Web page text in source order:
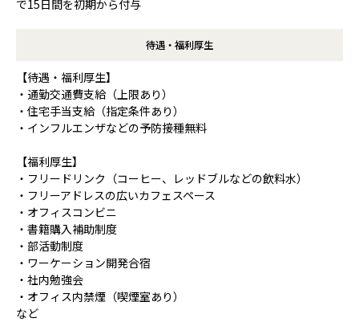
で15日間を初期から付与
待遇・福利厚生
【待遇・福利厚生】
・通勤交通費支給（上限あり）
・住宅手当支給（指定条件あり）
・インフルエンザなどの予防接種無料
【福利厚生】
・フリードリンク（コーヒー、レッドブルなどの飲料水）
・フリーアドレスの広いカフェスペース
・オフィスコンビニ
・書籍購入補助制度
・部活動制度
・ワーケーション開発合宿
・社内勉強会
・オフィス内禁煙（喫煙室あり）
など